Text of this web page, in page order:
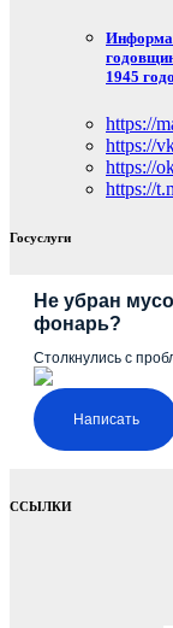
1945
https://
https://
https://
https://
Госуслуги
Не убран
фонарь?
Столкнулись с
Написать
ССЫЛКИ